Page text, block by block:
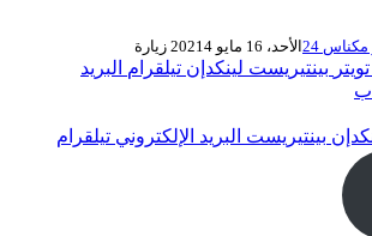
24 الأحد، 16 مايو 2021 4 زيارة
تويتر بينتيريست لينكدإن تيلقرام البريد
بينتيريست البريد الإلكتروني تيلقرام